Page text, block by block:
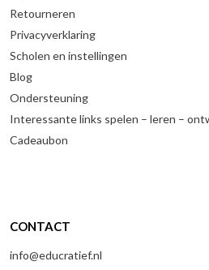
Retourneren
Privacyverklaring
Scholen en instellingen
Blog
Ondersteuning
Interessante links spelen – leren –
Cadeaubon
CONTACT
info@educratief.nl